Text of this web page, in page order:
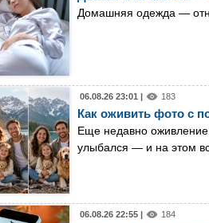
Домашняя одежда —
06.08.26 23:01 | 183
Как оживить фото с
Еще недавно оживление
улыбался — и на этом
06.08.26 22:55 | 184